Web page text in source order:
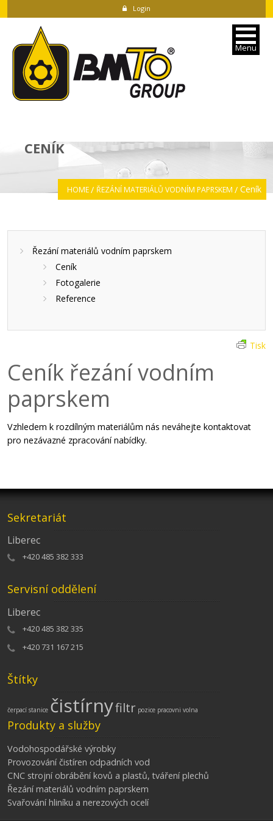
Login
CENÍK
HOME ŘEZÁNÍ MATERIÁLŮ VODNÍM PAPRSKEM Ceník
Řezání materiálů vodním paprskem
Ceník
Fotogalerie
Reference
Tisk
Ceník řezání vodním
paprskem
Vzhledem k rozdílným materiálům nás neváhejte kontaktovat
pro nezávazné zpracování nabídky.
Sekretariát
Liberec
+420 485 382 333
Servisní oddělení
Liberec
+420 485 382 335
+420 731 167 215
Štítky
čerpací stanice čistírnyfiltr pozice pracovni volna
Produkty a služby
Vodohospodářské výrobky
Provozování čistíren odpadních vod
CNC strojní obrábění kovů a plastů, tváření plechů
Řezání materiálů vodním paprskem
Svařování hliníku a nerezových ocelí
Menu